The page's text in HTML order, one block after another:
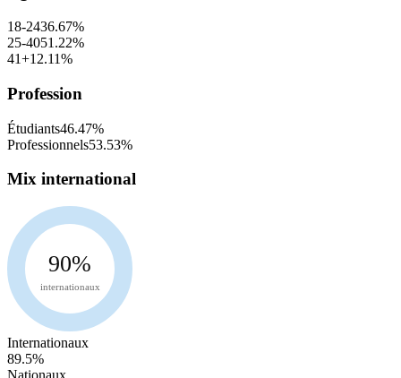
18-2436.67%
25-4051.22%
41+12.11%
Profession
Étudiants46.47%
Professionnels53.53%
Mix international
90%
internationaux
Internationaux
89.5%
Nationaux